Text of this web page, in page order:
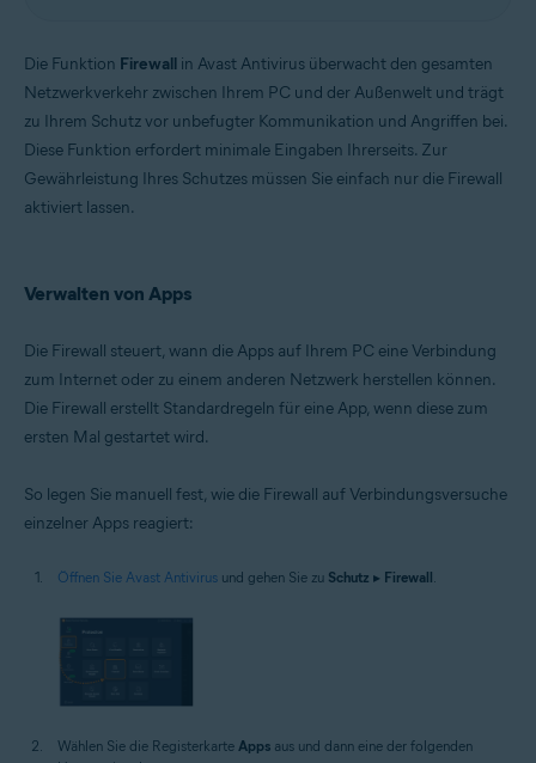
Microsoft Windows 7 Home Basic/Home
Premium/Professional/Enterprise/Ultimate – Service Pack 1 mit
benutzerfreundlichem Rollup-Update, 32-/64-Bit
Die Funktion Firewall in Avast Antivirus überwacht den gesamten
Netzwerkverkehr zwischen Ihrem PC und der Außenwelt und trägt
zu Ihrem Schutz vor unbefugter Kommunikation und Angriffen bei.
Diese Funktion erfordert minimale Eingaben Ihrerseits. Zur
Gewährleistung Ihres Schutzes müssen Sie einfach nur die Firewall
aktiviert lassen.
Verwalten von Apps
Die Firewall steuert, wann die Apps auf Ihrem PC eine Verbindung
zum Internet oder zu einem anderen Netzwerk herstellen können.
Die Firewall erstellt Standardregeln für eine App, wenn diese zum
ersten Mal gestartet wird.
So legen Sie manuell fest, wie die Firewall auf Verbindungsversuche
einzelner Apps reagiert:
Öffnen Sie Avast Antivirus und gehen Sie zu Schutz ▸ Firewall.
Wählen Sie die Registerkarte Apps aus und dann eine der folgenden